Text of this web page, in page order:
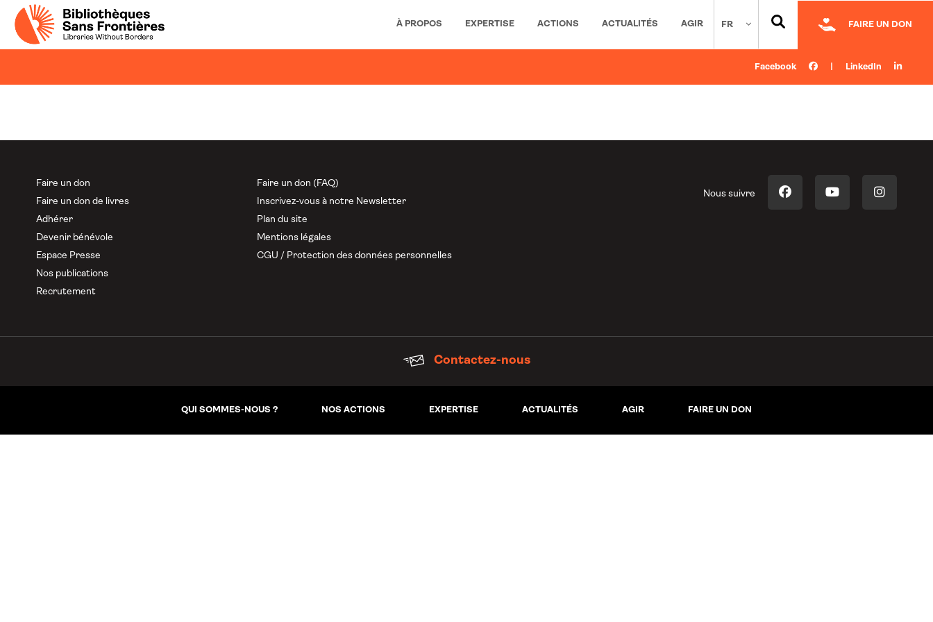
FR FAIRE UN DON
À PROPOS EXPERTISE ACTIONS ACTUALITÉS AGIR
Facebook LinkedIn
Faire un don
Faire un don de livres
Adhérer
Devenir bénévole
Espace Presse
Nos publications
Recrutement
Faire un don (FAQ)
Inscrivez-vous à notre Newsletter
Plan du site
Mentions légales
CGU / Protection des données personnelles
Nous suivre
Contactez-nous
QUI SOMMES-NOUS ? NOS ACTIONS EXPERTISE ACTUALITÉS AGIR FAIRE UN DON